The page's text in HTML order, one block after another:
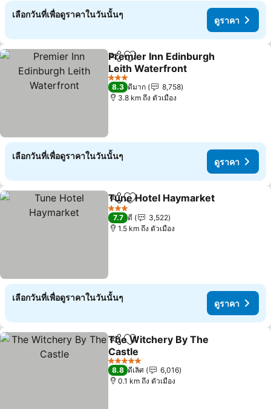
เลือกวันที่เพื่อดูราคาในวันนั้นๆ
ดูราคา
แชร์ เพิ่มในรายการโปรด
Premier Inn Edinburgh
Leith Waterfront
3 ดาว
8.3 ดีมาก
8,758
3.8 km ถึง ตัวเมือง
เลือกวันที่เพื่อดูราคาในวันนั้นๆ
ดูราคา
แชร์ เพิ่มในรายการโปรด
Tune Hotel Haymarket
3 ดาว
7.7 ดี
3,522
1.5 km ถึง ตัวเมือง
เลือกวันที่เพื่อดูราคาในวันนั้นๆ
ดูราคา
แชร์ เพิ่มในรายการโปรด
The Witchery By The
Castle
5 ดาว
8.8 ดีเลิศ
6,016
0.1 km ถึง ตัวเมือง